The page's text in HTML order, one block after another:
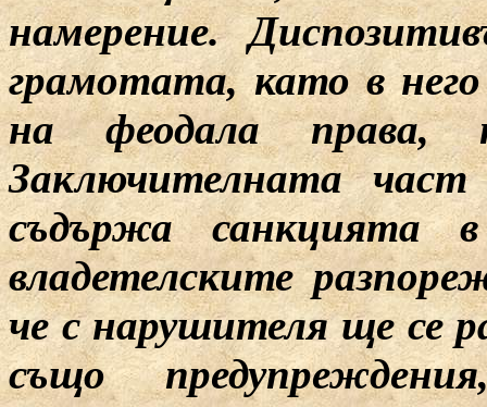
намерение.
грамотата, като в
на феодала права,
Заключителната
съдържа санкцията
владетелските
че с нарушителя ще се
също